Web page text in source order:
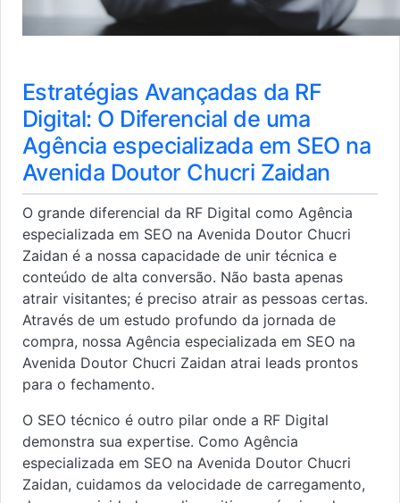
Estratégias Avançadas da RF
Digital: O Diferencial de uma
Agência especializada em SEO na
Avenida Doutor Chucri Zaidan
O grande diferencial da RF Digital como Agência
especializada em SEO na Avenida Doutor Chucri
Zaidan é a nossa capacidade de unir técnica e
conteúdo de alta conversão. Não basta apenas
atrair visitantes; é preciso atrair as pessoas certas.
Através de um estudo profundo da jornada de
compra, nossa Agência especializada em SEO na
Avenida Doutor Chucri Zaidan atrai leads prontos
para o fechamento.
O SEO técnico é outro pilar onde a RF Digital
demonstra sua expertise. Como Agência
especializada em SEO na Avenida Doutor Chucri
Zaidan, cuidamos da velocidade de carregamento,